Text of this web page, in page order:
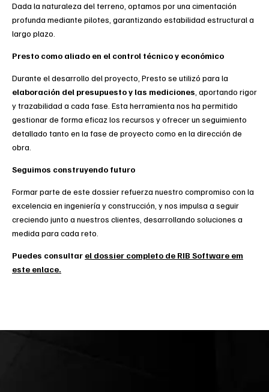
Dada la naturaleza del terreno, optamos por una cimentación
profunda mediante pilotes , garantizando estabilidad estructural a
largo plazo.
Presto como aliado en el control técnico y económico
Durante el desarrollo del proyecto, Presto se utilizó para la
elaboración del presupuesto y las mediciones , aportando rigor
y trazabilidad a cada fase. Esta herramienta nos ha permitido
gestionar de forma eficaz los recursos y ofrecer un seguimiento
detallado tanto en la fase de proyecto como en la dirección de
obra.
Seguimos construyendo futuro
Formar parte de este dossier refuerza nuestro compromiso con la
excelencia en ingeniería y construcción , y nos impulsa a seguir
creciendo junto a nuestros clientes, desarrollando soluciones a
medida para cada reto.
Puedes consultar el dossier completo de RIB Software em
este enlace.